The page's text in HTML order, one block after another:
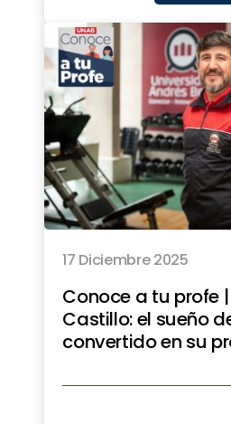
17 Diciembre 2025
Conoce a tu profe
Castillo: el sueño
convertido en su